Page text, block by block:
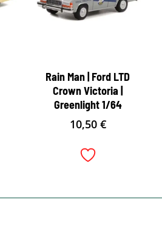
Rain Man | Ford LTD
Crown Victoria |
Greenlight 1/64
10,50 €